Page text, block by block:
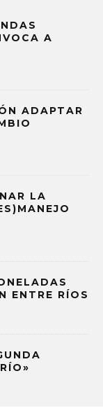
A
ADAPTAR
LA
ENTRE RÍOS